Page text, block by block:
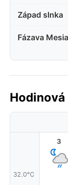
Západ slnka
Fázava
32.0°C
3